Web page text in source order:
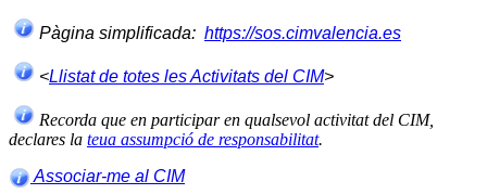
Pàgina simplificada: https://sos.cimvalencia.es
<Llistat de totes les Activitats del CIM>
Recorda que en participar en qualsevol activitat del CIM,
declares la teua assumpció de responsabilitat.
Associar-me al CIM